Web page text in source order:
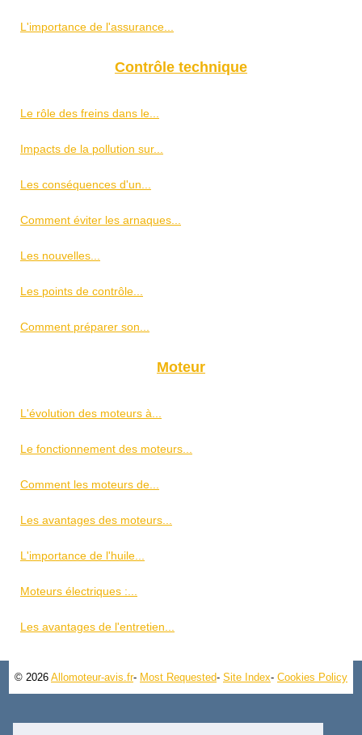
L'importance de l'assurance...
Contrôle technique
Le rôle des freins dans le...
Impacts de la pollution sur...
Les conséquences d'un...
Comment éviter les arnaques...
Les nouvelles...
Les points de contrôle...
Comment préparer son...
Moteur
L'évolution des moteurs à...
Le fonctionnement des moteurs...
Comment les moteurs de...
Les avantages des moteurs...
L'importance de l'huile...
Moteurs électriques :...
Les avantages de l'entretien...
© 2026 Allomoteur-avis.fr- Most Requested- Site Index- Cookies Policy